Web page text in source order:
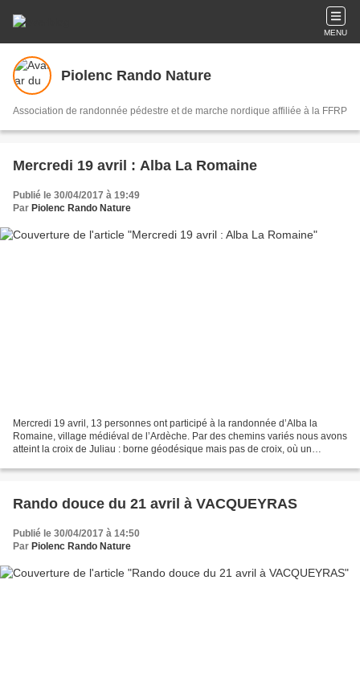
MENU
Piolenc Rando Nature
Association de randonnée pédestre et de marche nordique affiliée à la FFRP
Mercredi 19 avril : Alba La Romaine
Publié le 30/04/2017 à 19:49
Par Piolenc Rando Nature
Mercredi 19 avril, 13 personnes ont participé à la randonnée d’Alba la
Romaine, village médiéval de l’Ardèche. Par des chemins variés nous avons
atteint la croix de Juliau : borne géodésique mais pas de croix, où un
Rando douce du 21 avril à VACQUEYRAS
Publié le 30/04/2017 à 14:50
Par Piolenc Rando Nature